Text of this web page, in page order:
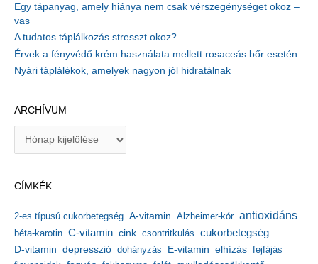
Egy tápanyag, amely hiánya nem csak vérszegénységet okoz –
vas
A tudatos táplálkozás stresszt okoz?
Érvek a fényvédő krém használata mellett rosaceás bőr esetén
Nyári táplálékok, amelyek nagyon jól hidratálnak
ARCHÍVUM
í
u
m
CÍMKÉK
2-es típusú cukorbetegség A-vitamin Alzheimer-kór antioxidáns
béta-karotin C-vitamin cink csontritkulás cukorbetegség
D-vitamin depresszió dohányzás E-vitamin elhízás fejfájás